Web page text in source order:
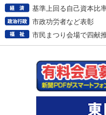
基準上回る自己資本比
市政功労者など表彰
市民まつり会場で四献